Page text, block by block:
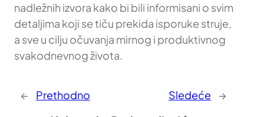
nadležnih izvora kako bi bili informisani o svim
detaljima koji se tiču prekida isporuke struje,
a sve u cilju očuvanja mirnog i produktivnog
svakodnevnog života.
← Prethodno Sledeće →